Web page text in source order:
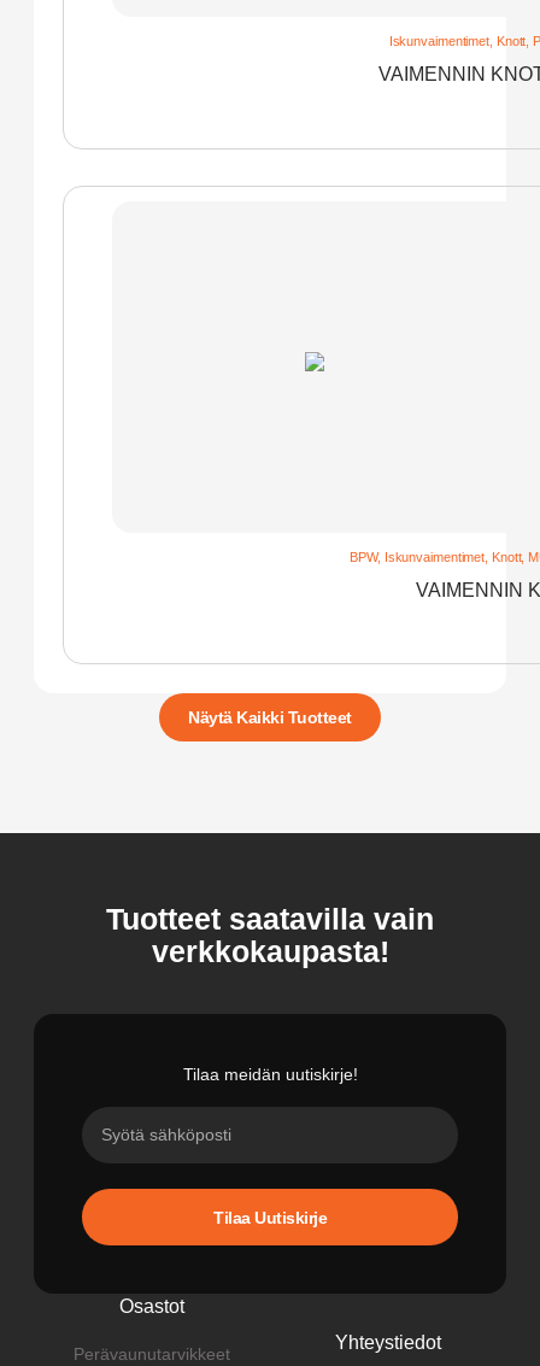
Näytä Kaikki Tuotteet
Iskunvaimentimet, Knott,
VAIMENNIN
BPW, Iskunvaimentimet Knott,
VAIMENNIN
Tuotteet saatavilla vain
verkkokaupasta!
Tilaa meidän uutiskirje!
Tilaa Uutiskirje
Osastot
Perävaunutarvikkeet
Yhteystiedot